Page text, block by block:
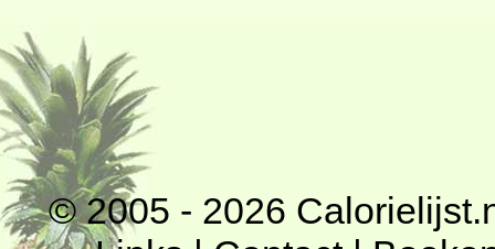
© 2005 - 2026